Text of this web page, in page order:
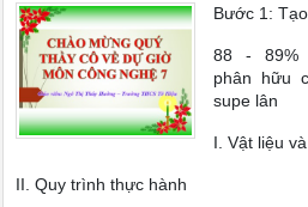
Bước 1:
88 - 89%
phân hữu
supe lân
I. Vật liệu
II. Quy trình thực hành